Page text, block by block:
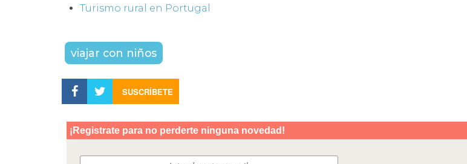
Turismo rural en Portugal
viajar con niños
SUSCRÍBETE